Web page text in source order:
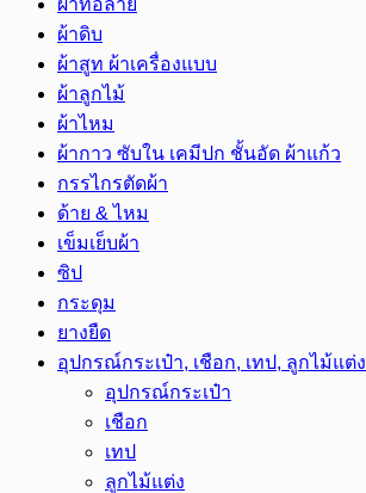
ผ้าดิบ
ผ้าสูท ผ้าเครื่องแบบ
ผ้าลูกไม้
ผ้าไหม
ผ้ากาว ซับใน เคมีปก ชั้นอัด ผ้าแก้ว
กรรไกรตัดผ้า
ด้าย & ไหม
เข็มเย็บผ้า
ซิป
กระดุม
ยางยืด
อุปกรณ์กระเป๋า, เชือก, เทป, ลูกไม้แต่ง
อุปกรณ์กระเป๋า
เชือก
เทป
ลูกไม้แต่ง